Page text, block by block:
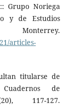
Grupo Noriega
y de Estudios
articles-
titularse de
de
117-127.